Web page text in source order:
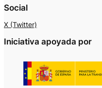
Social
X (Twitter)
Iniciativa apoyada por